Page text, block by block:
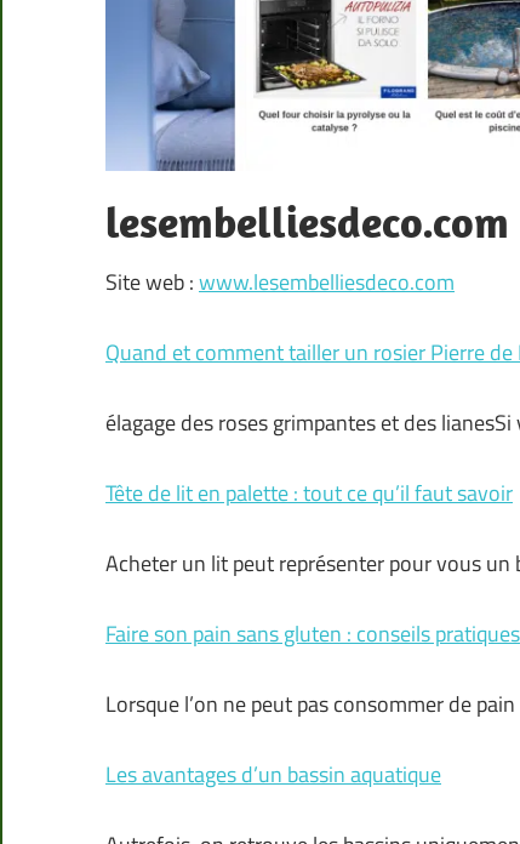
lesembelliesdeco.com
Site web :www.lesembelliesdeco.com
Quand et comment tailler un rosier Pierre de
élagage des roses grimpantes et des
Tête de lit en palette : tout ce qu’il faut savoir
Acheter un lit peut représenter pour vous
Faire son pain sans gluten : conseils pratiques
Lorsque l’on ne peut pas consommer de
Les avantages d’un bassin aquatique